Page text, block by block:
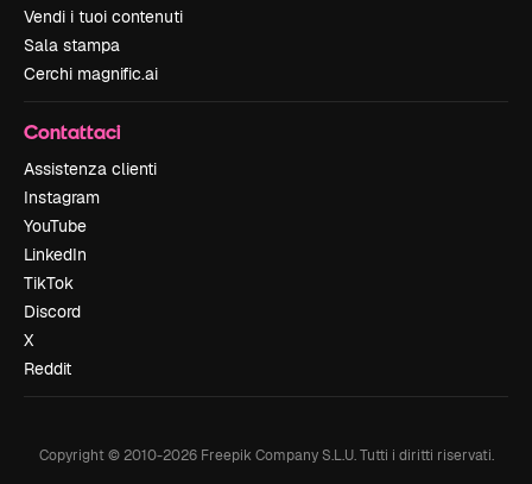
Vendi i tuoi contenuti
Sala stampa
Cerchi magnific.ai
Contattaci
Assistenza clienti
Instagram
YouTube
LinkedIn
TikTok
Discord
X
Reddit
Copyright © 2010-2026Freepik Company S.L.U. Tutti i diritti riservati.